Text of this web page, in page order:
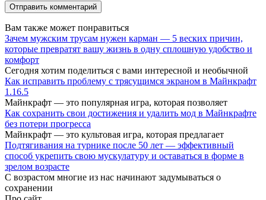
Вам также может понравиться
Зачем мужским трусам нужен карман — 5 веских причин,
которые превратят вашу жизнь в одну сплошную удобство и
комфорт
Сегодня хотим поделиться с вами интересной и необычной
Как исправить проблему с трясущимся экраном в Майнкрафт
1.16.5
Майнкрафт — это популярная игра, которая позволяет
Как сохранить свои достижения и удалить мод в Майнкрафте
без потери прогресса
Майнкрафт — это культовая игра, которая предлагает
Подтягивания на турнике после 50 лет — эффективный
способ укрепить свою мускулатуру и оставаться в форме в
зрелом возрасте
С возрастом многие из нас начинают задумываться о
сохранении